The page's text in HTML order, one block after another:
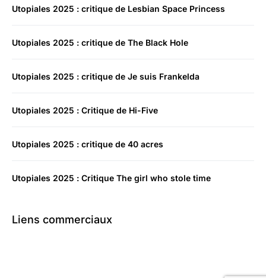
Utopiales 2025 : critique de Lesbian Space Princess
Utopiales 2025 : critique de The Black Hole
Utopiales 2025 : critique de Je suis Frankelda
Utopiales 2025 : Critique de Hi-Five
Utopiales 2025 : critique de 40 acres
Utopiales 2025 : Critique The girl who stole time
Liens commerciaux